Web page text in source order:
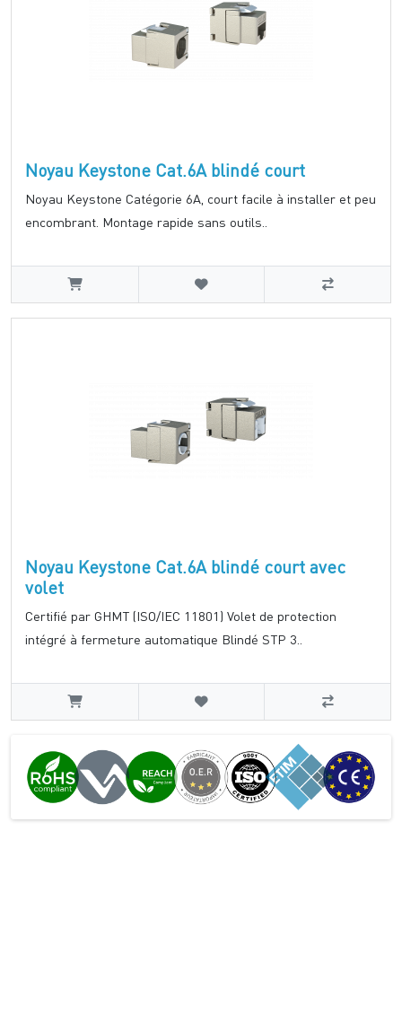
Noyau Keystone Cat.6A blindé court
Noyau Keystone Catégorie 6A, court facile à installer et peu
encombrant. Montage rapide sans outils..
Noyau Keystone Cat.6A blindé court avec
volet
Certifié par GHMT (ISO/IEC 11801) Volet de protection
intégré à fermeture automatique Blindé STP 3..